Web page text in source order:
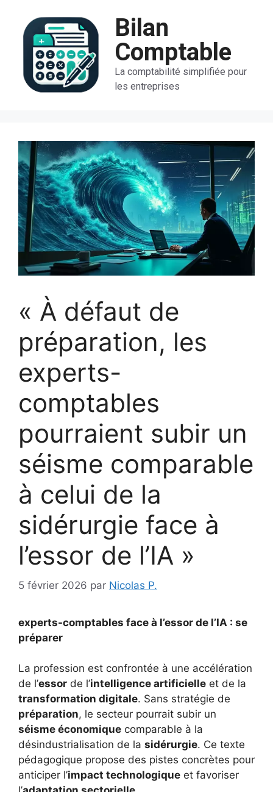
contenu
Bilan
Comptable
La comptabilité simplifiée pour
les entreprises
« À défaut de
préparation, les
experts-
comptables
pourraient subir un
séisme comparable
à celui de la
sidérurgie face à
l’essor de l’IA »
5 février 2026 par Nicolas P.
experts-comptables face à l’essor de l’IA : se
préparer
La profession est confrontée à une accélération
de l’essor de l’intelligence artificielle et de la
transformation digitale. Sans stratégie de
préparation, le secteur pourrait subir un
séisme économique comparable à la
désindustrialisation de la sidérurgie. Ce texte
pédagogique propose des pistes concrètes pour
anticiper l’impact technologique et favoriser